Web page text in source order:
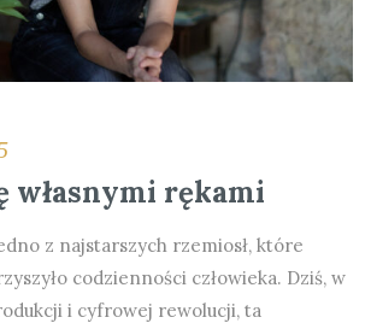
własnymi rękami
z najstarszych rzemiosł, które
codzienności człowieka. Dziś, w
i cyfrowej rewolucji, ta